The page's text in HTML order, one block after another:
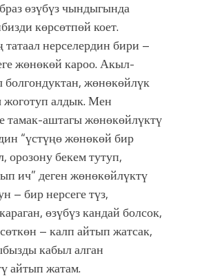
өзүбүз чындыгында
көрсөтпөй коет.
нерселердин бири –
жөнөкөй кароо. Акыл-
болгондуктан, жөнөкөйлүк
алдык. Мен
тамак-аштагы жөнөкөйлүктү
“үстүңө жөнөкөй бир
орозону бекем тутуп,
ич” деген жөнөкөйлүктү
– бир нерсеге түз,
өзүбүз кандай болсок,
– калп айтып жатсак,
кабыл алган
айтып жатам.